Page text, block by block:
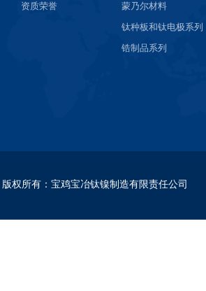
资质荣誉
蒙乃尔材料
钛种板和钛电极系列
锆制品系列
版权所有： 宝鸡宝冶钛镍制造有限责任公司